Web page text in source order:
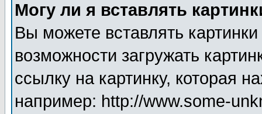
Могу ли я вставлять
Вы можете вставлять
возможности загружать
ссылку на картинку, которая
например: http://www.some-